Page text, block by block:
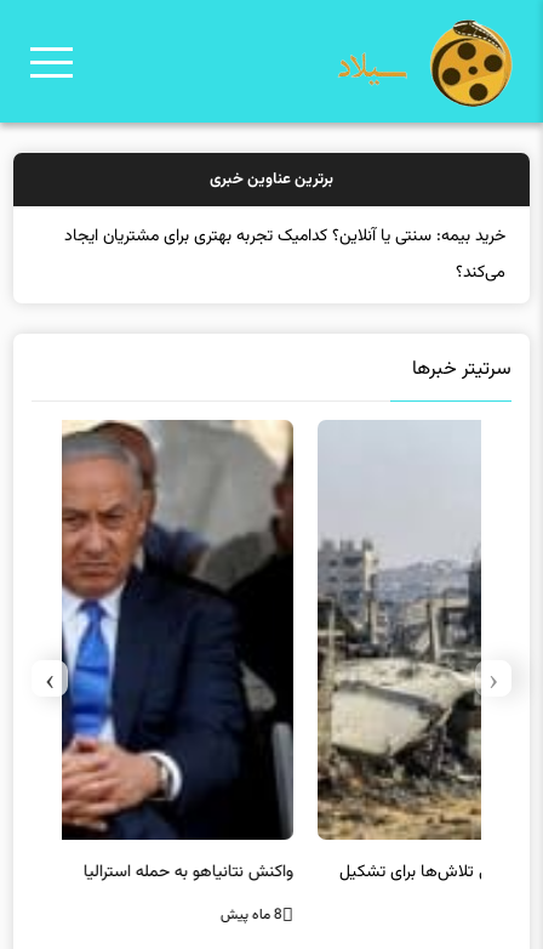
برترین عناوین خبری
خرید بیمه: سنتی یا آنلاین؟ کدامیک تجربه بهتری برای مشتریان ایجاد
می‌کند؟
سرتیتر خبرها
واکنش نتانیاهو به حمله استرالیا
‹
›